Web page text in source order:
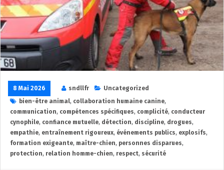
8 Mai 2026 sndllfr
Uncategorized
bien-être animal, collaboration humaine canine,
communication, compétences spécifiques, complicité, conducteur
cynophile, confiance mutuelle, détection, discipline, drogues,
empathie, entraînement rigoureux, événements publics, explosifs,
formation exigeante, maître-chien, personnes disparues,
protection, relation homme-chien, respect, sécurité